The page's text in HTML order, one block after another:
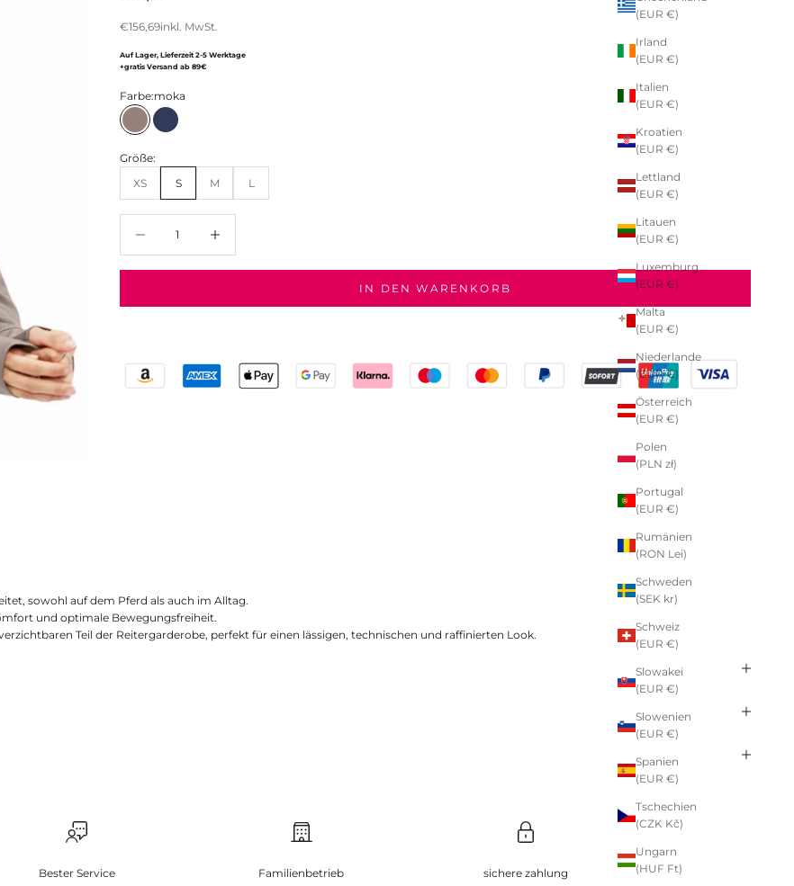
(EUR €)
Irland
(EUR €)
Italien
(EUR €)
Kroatien
(EUR €)
Lettland
(EUR €)
Litauen
(EUR €)
Luxemburg
(EUR €)
Malta
(EUR €)
Niederlande
(EUR €)
Österreich
(EUR €)
Polen
(PLN zł)
Portugal
(EUR €)
Rumänien
(RON Lei)
Schweden
(SEK kr)
Schweiz
(EUR €)
Slowakei
(EUR €)
Slowenien
(EUR €)
Spanien
(EUR €)
Tschechien
(CZK Kč)
Ungarn
(HUF Ft)
Angebot
€156,69inkl. MwSt.
Auf Lager, Lieferzeit 2-5 Werktage
+gratis Versand ab 89€
Farbe:moka
moka navy
Größe:
XS
S M L
IN DEN WARENKORB
sowohl auf dem Pferd als auch im Alltag.
und optimale Bewegungsfreiheit.
Teil der Reitergarderobe, perfekt für einen lässigen, technischen und raffinierten Look.
Bester Service
Familienbetrieb
sichere zahlung